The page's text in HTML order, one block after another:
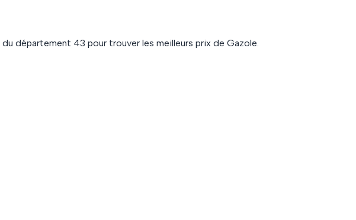
département 43 pour trouver les meilleurs prix de Gazole.